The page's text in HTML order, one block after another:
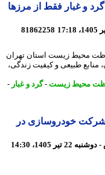
غبار فقط از مرزها
81862258
زیست استان تهران
طبیعی و کیفیت زندگی،
زیست-گرد و غبار -
خودروسازی در